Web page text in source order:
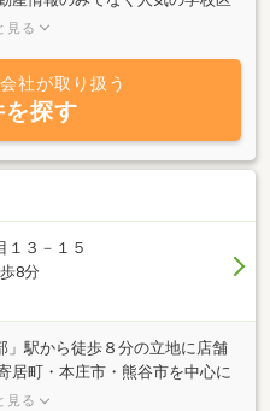
がきめ細かい情報提供をいたし
・建築士・宅建士・ファイナン
調査から資金・税金・相続相談
仲介サポートサービスを提供致
プロサポート実現のため、お客
資格相談係兼代表者]が直接承り
、お願い申し上げます。よろし
16ai-life/●不動産
はコチラ
見る
社が取り扱う
探す
１３－１５
8分
」駅から徒歩８分の立地に店舗
居町・本庄市・熊谷市を中心に
産売却のご相談まで幅広く行っ
見る